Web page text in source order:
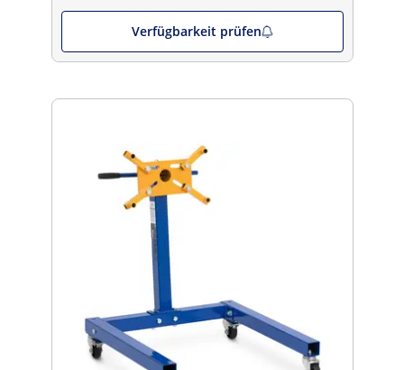
Verfügbarkeit prüfen